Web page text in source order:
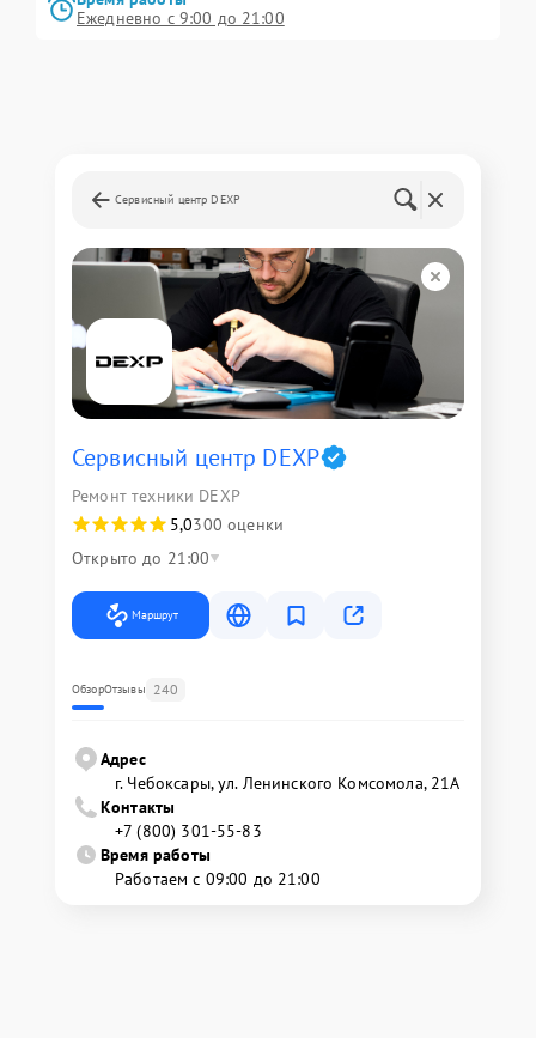
Ежедневно с 9:00 до 21:00
Сервисный центр DEXP
Сервисный центр DEXP
Ремонт техники DEXP
5,0300 оценки
Открыто до 21:00
Маршрут
ОбзорОтзывы 240
Адрес
г. Чебоксары, ул. Ленинского Комсомола, 21А
Контакты
+7 (800) 301-55-83
Время работы
Работаем с 09:00 до 21:00